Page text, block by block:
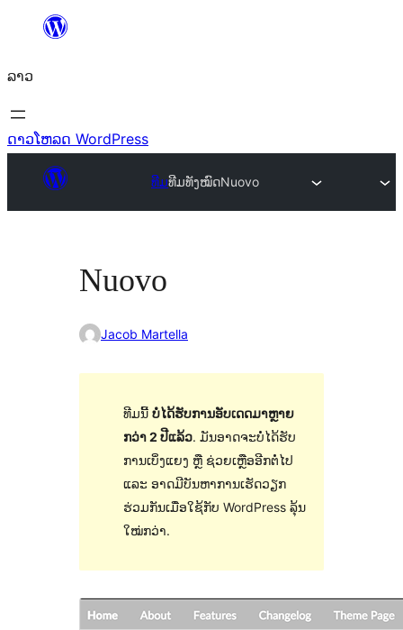
ທີ່
ເນື້ອຫາ
ລາວ
ດາວໂຫລດ WordPress
ທີມທີມທັງໝົດNuovo
Nuovo
Jacob Martella
ທີມນີ້ ບໍ່ໄດ້ຮັບການອັບເດດມາຫຼາຍ
ກວ່າ 2 ປີແລ້ວ. ມັນອາດຈະບໍ່ໄດ້ຮັບ
ການເບິ່ງແຍງ ຫຼື ຊ່ວຍເຫຼືອອີກຕໍ່ໄປ
ແລະ ອາດມີບັນຫາການເຮັດວຽກ
ຮ່ວມກັນເມື່ອໃຊ້ກັບ WordPress ລຸ້ນ
ໃໝ່ກວ່າ.